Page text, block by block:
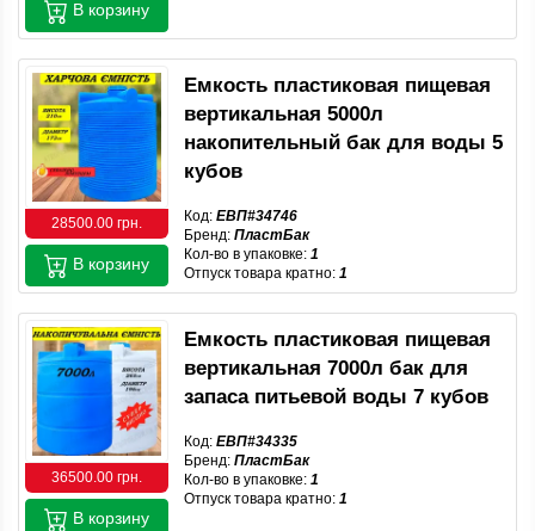
В корзину
28500.00 грн.
Емкость пластиковая пищевая
вертикальная 5000л
накопительный бак для воды 5
кубов
Код: ЕВП#34746
Бренд: ПластБак
Кол-во в упаковке: 1
Отпуск товара кратно: 1
В корзину
36500.00 грн.
Емкость пластиковая пищевая
вертикальная 7000л бак для
запаса питьевой воды 7 кубов
Код: ЕВП#34335
Бренд: ПластБак
Кол-во в упаковке: 1
Отпуск товара кратно: 1
В корзину